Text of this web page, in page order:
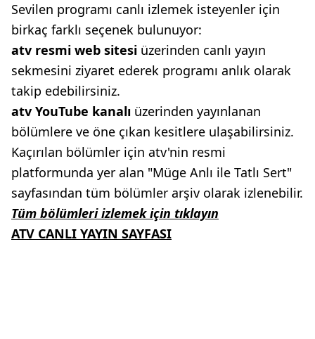
Sevilen programı canlı izlemek isteyenler için
birkaç farklı seçenek bulunuyor:
atv resmi web sitesi üzerinden canlı yayın
sekmesini ziyaret ederek programı anlık olarak
takip edebilirsiniz.
atv YouTube kanalı üzerinden yayınlanan
bölümlere ve öne çıkan kesitlere ulaşabilirsiniz.
Kaçırılan bölümler için atv'nin resmi
platformunda yer alan "Müge Anlı ile Tatlı Sert"
sayfasından tüm bölümler arşiv olarak izlenebilir.
Tüm bölümleri izlemek için tıklayın
ATV CANLI YAYIN SAYFASI